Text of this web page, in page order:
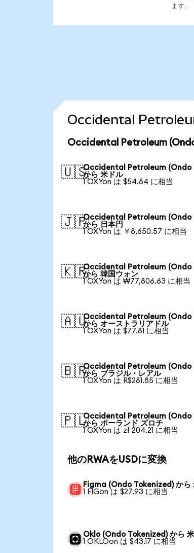
ます。
Occidental
Occidental Petroleum
🇺🇸Occidental Petroleum (Ondo
から 米ドル
1 OXYon は $54.84 に相当
🇯🇵Occidental Petroleum (Ondo
から 日本円
1 OXYon は ￥8,650.57 に相当
🇰🇷Occidental Petroleum (Ondo
から 韓国ウォン
1 OXYon は ₩77,806.63 に相当
🇦🇺Occidental Petroleum (Ondo
から オーストラリアドル
1 OXYon は $77.81 に相当
🇧🇷Occidental Petroleum (Ondo
から ブラジル・レアル
1 OXYon は R$281.85 に相当
🇵🇱Occidental Petroleum (Ondo
から ポーランド ズロチ
1 OXYon は zł 204.21 に相当
他のRWAをUSDに変換
Figma (Ondo Tokenized) から
1 FIGon は $27.93 に相当
Oklo (Ondo Tokenized) から
1 OKLOon は $43.17 に相当